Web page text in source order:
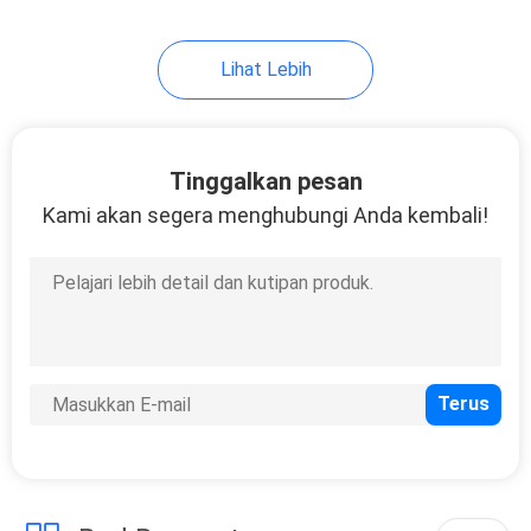
Lihat Lebih
Tinggalkan pesan
Kami akan segera menghubungi Anda kembali!